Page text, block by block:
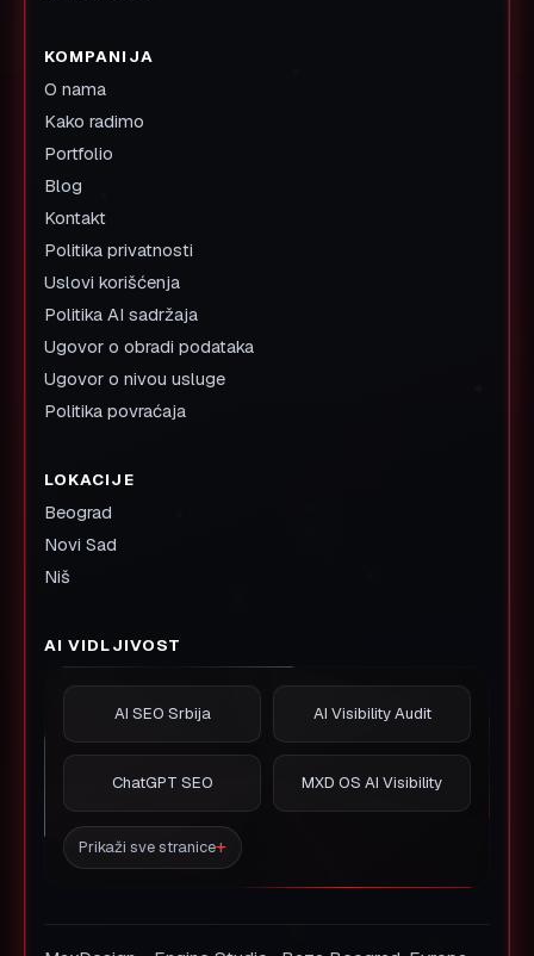
KOMPANIJA
O nama
Kako radimo
Portfolio
Blog
Kontakt
Politika privatnosti
Uslovi korišćenja
Politika AI sadržaja
Ugovor o obradi podataka
Ugovor o nivou usluge
Politika povraćaja
LOKACIJE
Beograd
Novi Sad
Niš
AI VIDLJIVOST
AI SEO Srbija AI Visibility Audit
ChatGPT SEO MXD OS AI Visibility
Prikaži sve stranice